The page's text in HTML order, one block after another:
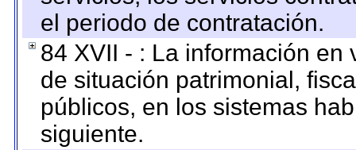
el periodo de contratación.
84 XVII - : La información
de situación patrimonial,
públicos, en los sistemas
siguiente.